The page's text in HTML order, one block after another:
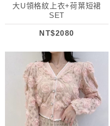
大U領格紋上衣+荷葉短裙
SET
NT$2080